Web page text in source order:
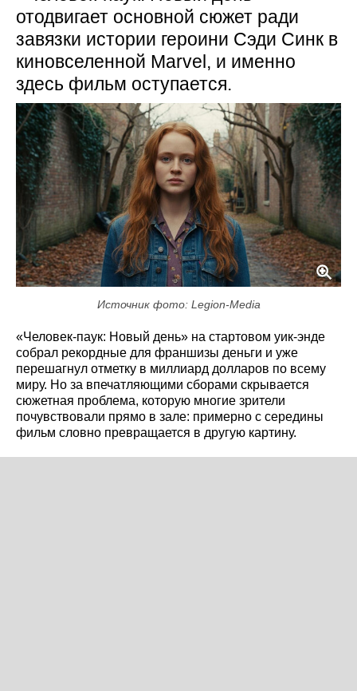
отодвигает основной сюжет ради
завязки истории героини Сэди Синк в
киновселенной Marvel, и именно
здесь фильм оступается.
Источник фото: Legion-Media
«Человек-паук: Новый день» на стартовом уик-энде
собрал рекордные для франшизы деньги и уже
перешагнул отметку в миллиард долларов по всему
миру. Но за впечатляющими сборами скрывается
сюжетная проблема, которую многие зрители
почувствовали прямо в зале: примерно с середины
фильм словно превращается в другую картину.